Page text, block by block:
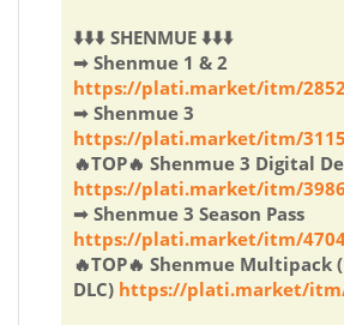
⬇️⬇️⬇️ SHENMUE ⬇️⬇️⬇️
➟ Shenmue 1 & 2
https://plati.market/itm/
➟ Shenmue 3
https://plati.market/itm/
🔥TOP🔥 Shenmue 3 Digital
https://plati.market/itm/
➟ Shenmue 3 Season Pass
https://plati.market/itm/
🔥TOP🔥 Shenmue Multipack
DLC) https://plati.market/